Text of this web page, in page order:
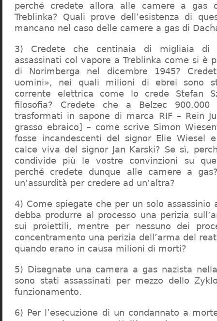
perché credete allora alle camere a gas
Treblinka? Quali prove dell’esistenza di
mancano nel caso delle camere a gas di
3) Credete che centinaia di migliaia di
assassinati col vapore a Treblinka come si è
di Norimberga nel dicembre 1945?
uomini», nei quali milioni di ebrei sono
corrente elettrica come lo crede Stefan
filosofia? Credete che a Belzec
trasformati in sapone di marca RIF – Rein
grasso ebraico] – come scrive Simon
fosse incandescenti del signor Elie Wiesel
calce viva del signor Jan Karski? Se sì,
condivide più le vostre convinzioni su
perché credete dunque alle camere a
un’assurdità per credere ad un’altra?
4) Come spiegate che per un solo assassinio
debba produrre al processo una perizia
sui proiettili, mentre per nessuno dei
concentramento una perizia dell’arma del
quando erano in causa milioni di morti?
5) Disegnate una camera a gas nazista
sono stati assassinati per mezzo dello
funzionamento.
6) Per l’esecuzione di un condannato a